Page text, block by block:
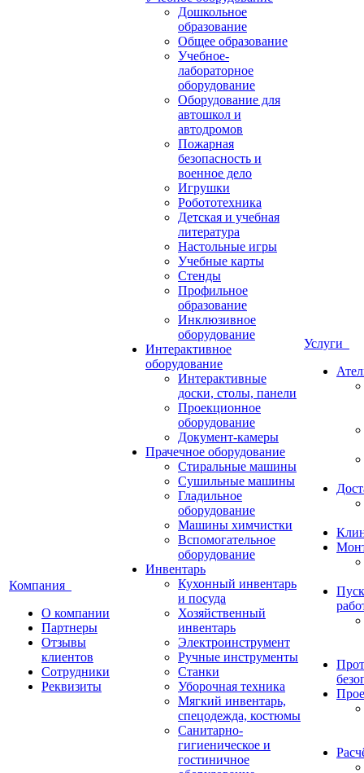
Компания
О компании
Партнеры
Отзывы
клиентов
Сотрудники
Реквизиты
Дошкольное
образование
Общее образование
Учебное-
лабораторное
оборудование
Оборудование для
автошкол и
автодромов
Пожарная
безопасность и
военное дело
Игрушки
Робототехника
Детская и учебная
литература
Настольные игры
Учебные карты
Стенды
Профильное
образование
Инклюзивное
оборудование
Интерактивное
оборудование
Интерактивные
доски, столы, панели
Проекционное
оборудование
Документ-камеры
Прачечное оборудование
Стиральные машины
Сушильные машины
Гладильное
оборудование
Машины химчистки
Вспомогательное
оборудование
Инвентарь
Кухонный инвентарь
и посуда
Хозяйственный
инвентарь
Электроинструмент
Ручные инструменты
Станки
Уборочная техника
Мягкий инвентарь,
спецодежда, костюмы
Санитарно-
гигиеническое и
гостиничное
Услуги